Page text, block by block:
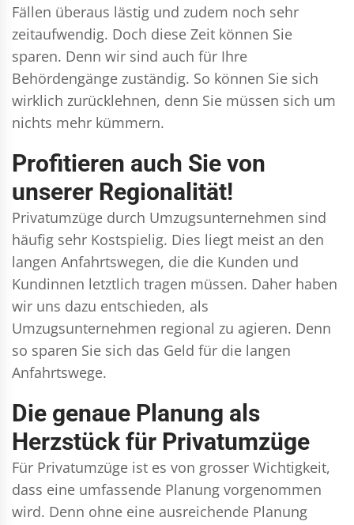
Fällen überaus lästig und zudem noch sehr
zeitaufwendig. Doch diese Zeit können Sie
sparen. Denn wir sind auch für Ihre
Behördengänge zuständig. So können Sie sich
wirklich zurücklehnen, denn Sie müssen sich um
nichts mehr kümmern.
Profitieren auch Sie von
unserer Regionalität!
Privatumzüge durch Umzugsunternehmen sind
häufig sehr Kostspielig. Dies liegt meist an den
langen Anfahrtswegen, die die Kunden und
Kundinnen letztlich tragen müssen. Daher haben
wir uns dazu entschieden, als
Umzugsunternehmen regional zu agieren. Denn
so sparen Sie sich das Geld für die langen
Anfahrtswege.
Die genaue Planung als
Herzstück für Privatumzüge
Für Privatumzüge ist es von grosser Wichtigkeit,
dass eine umfassende Planung vorgenommen
wird. Denn ohne eine ausreichende Planung